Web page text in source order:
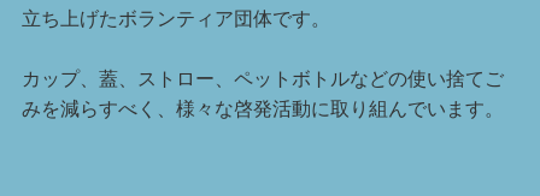
立ち上げたボランティア団体です。
カップ、蓋、ストロー、ペットボトルなどの使い捨てご
みを減らすべく、様々な啓発活動に取り組んでいます。